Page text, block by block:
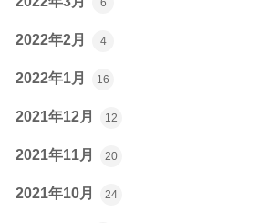
6
2022年2月 4
2022年1月 16
2021年12月 12
2021年11月 20
2021年10月 24